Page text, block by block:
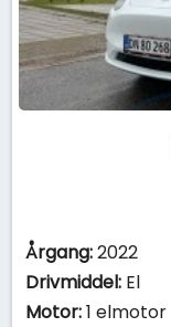
Årgang:2022
Drivmiddel: El
Motor:1 elmotor